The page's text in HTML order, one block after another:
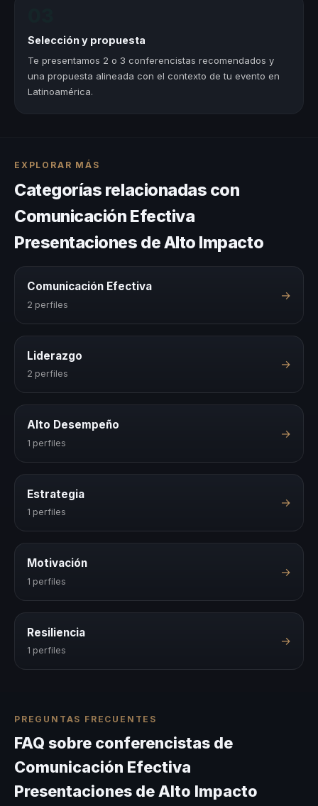
Selección y propuesta
Te presentamos 2 o 3 conferencistas recomendados y
una propuesta alineada con el contexto de tu evento en
Latinoamérica.
EXPLORAR MÁS
Categorías relacionadas con
Comunicación Efectiva
Presentaciones de Alto Impacto
Comunicación Efectiva
2 perfiles
→
Liderazgo
2 perfiles
→
Alto Desempeño
1 perfiles
→
Estrategia
1 perfiles
→
Motivación
1 perfiles
→
Resiliencia
1 perfiles
→
PREGUNTAS FRECUENTES
FAQ sobre conferencistas de
Comunicación Efectiva
Presentaciones de Alto Impacto